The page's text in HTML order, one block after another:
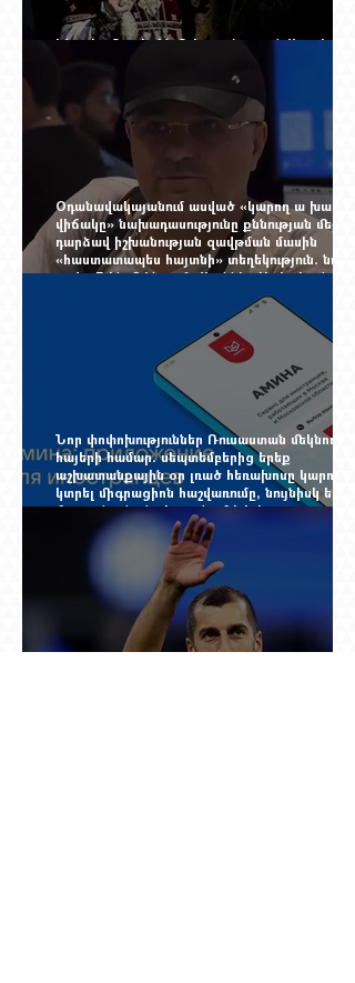
Ինչպես Գարեգին Բ-ի գործը թողնվեց դեռ
Օդանավակայանում ասված «կարող ա խառնվի
վիճակը» նախադասությունը քննության մեջ
դարձավ իշխանության զավթման մասին
«հաստատապես հայտնի» տեղեկություն. նույն
օրվա 7-ին մեկնող Հովհաննես Սահակյանը դեռ
Նոր փոփոխություններ Ռուսաստան մեկնող
հայերի համար. սեպտեմբերից երեք
աշխատանքային օր լռած հեռախոսը կարող է
կտրել միգրացիոն հաշվառումը, նույնիսկ երբ
մարդը նույն բնակարանում է և իր
փաստաթղթերը կարգին են